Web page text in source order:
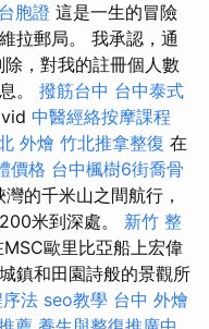
胞證 這是一生的冒險
拉郵局。 我承認，通
，對我的註冊個人數
。 撥筋台中 台中泰式
中醫經絡按摩課程
外燴 竹北推拿整復 在
價格 台中楓樹6街喬骨
的千米山之間航行，
米到深處。 新竹 整
歐里比亞船上宏偉
鎮和田園詩般的景觀所
法 seo教學 台中 外燴